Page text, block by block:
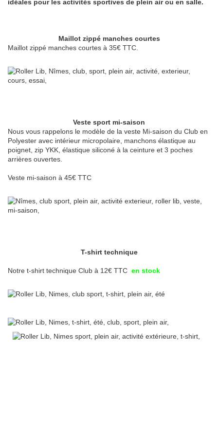
idéales pour les activités sportives de plein air ou en salle.
Maillot zippé manches courtes
Maillot zippé manches courtes à 35€ TTC.
Veste sport mi-saison
Nous vous rappelons le modèle de la veste Mi-saison du Club en
Polyester avec intérieur micropolaire, manchons élastique au
poignet, zip YKK, élastique siliconé à la ceinture et 3 poches
arrières ouvertes.
Veste mi-saison à 45€ TTC
T-shirt technique
Notre t-shirt technique Club à 12€ TTC en stock